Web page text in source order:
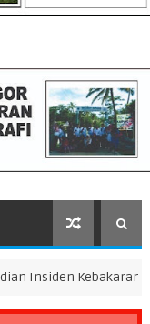
KMP Mutiara